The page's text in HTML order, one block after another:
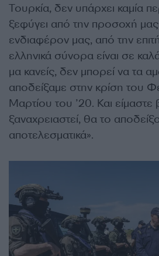
Τουρκία, δεν υπάρχει καμία
ξεφύγει από την προσοχή
ενδιαφέρον μας, από την
ελληνικά σύνορα είναι σε
μα κανείς, δεν μπορεί να τα
αποδείξαμε στην κρίση του
Μαρτίου του ’20. Και
ξαναχρειαστεί, θα το
αποτελεσματικά».